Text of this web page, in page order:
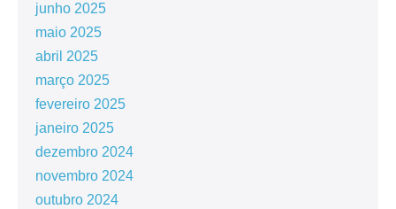
junho 2025
maio 2025
abril 2025
março 2025
fevereiro 2025
janeiro 2025
dezembro 2024
novembro 2024
outubro 2024